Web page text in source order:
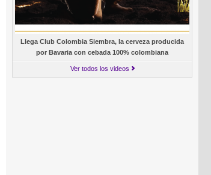
Llega Club Colombia Siembra, la cerveza producida
por Bavaria con cebada 100% colombiana
Ver todos los videos